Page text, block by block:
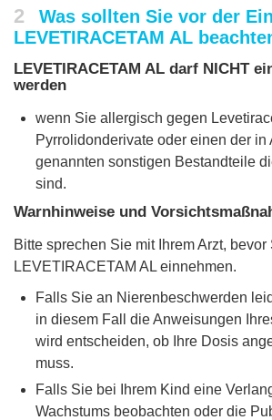
2
Was sollten Sie vor der
LEVETIRACETAM AL
LEVETIRACETAM AL darf NICHT
werden
wenn Sie allergisch gegen
Pyrrolidonderivate oder einen der in
genannten sonstigen Bestandteile
sind.
Warnhinweise und
Bitte sprechen Sie mit Ihrem Arzt, bevor
LEVETIRACETAM AL einnehmen.
Falls Sie an Nierenbeschwerden
in diesem Fall die Anweisungen
wird entscheiden, ob Ihre Dosis
muss.
Falls Sie bei Ihrem Kind eine
Wachstums beobachten oder die